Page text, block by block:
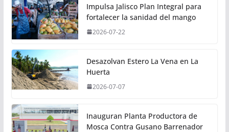
Impulsa Jalisco Plan Integral para
fortalecer la sanidad del mango
2026-07-22
Desazolvan Estero La Vena en La
Huerta
2026-07-07
Inauguran Planta Productora de
Mosca Contra Gusano Barrenador